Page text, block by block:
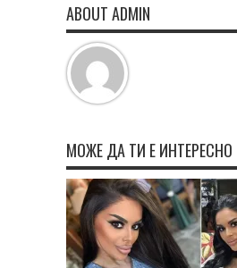
ABOUT ADMIN
МОЖЕ ДА ТИ Е ИНТЕРЕСНО